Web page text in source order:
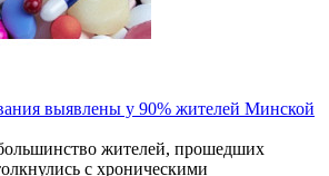
выявлены у 90% жителей Минской
жителей, прошедших
с хроническими